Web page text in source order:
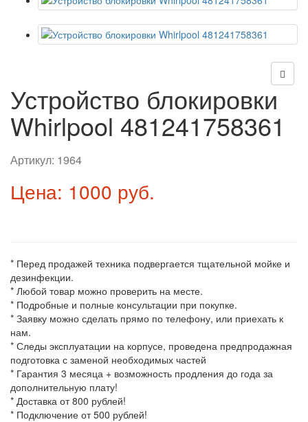
Устройство блокировки
Whirlpool 481241758361
Артикул: 1964
Цена: 1000 руб.
* Перед продажей техника подвергается тщательной мойке и
дезинфекции.
* Любой товар можно проверить на месте.
* Подробные и полные консультации при покупке.
* Заявку можно сделать прямо по телефону, или приехать к
нам.
* Следы эксплуатации на корпусе, проведена предпродажная
подготовка с заменой необходимых частей
* Гарантия 3 месяца + возможность продления до года за
дополнительную плату!
* Доставка от 800 рублей!
* Подключение от 500 рублей!